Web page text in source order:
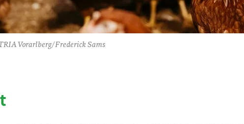
Vorarlberg/Frederick Sams